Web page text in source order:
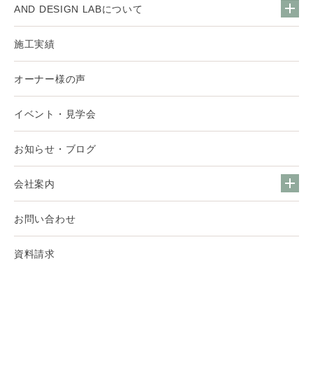
AND DESIGN LABについて
施工実績
オーナー様の声
イベント・見学会
お知らせ・ブログ
会社案内
お問い合わせ
資料請求